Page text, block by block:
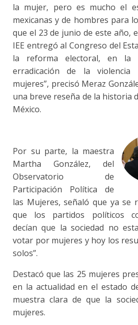
la mujer, pero es mucho el
mexicanas y de hombres para
que el 23 de junio de este año,
IEE entregó al Congreso del
la reforma electoral, en la
erradicación de la violencia
mujeres”, precisó Meraz
una breve reseña de la historia
México.
Por su parte, la maestra
Martha González, del
Observatorio de
Participación Política de
las Mujeres, señaló que ya se
que los partidos políticos
decían que la sociedad no
votar por mujeres y hoy los
solos”.
Destacó que las 25 mujeres
en la actualidad en el estado
muestra clara de que la
mujeres.